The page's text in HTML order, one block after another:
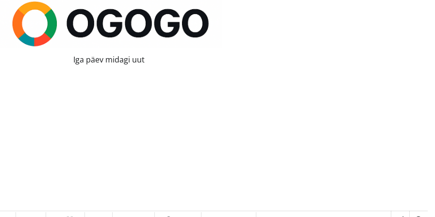
Iga päev midagi uut